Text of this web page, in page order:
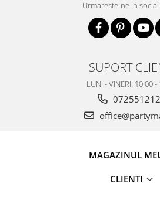
Urmareste-ne in
SUPORT
LUNI - VINERI: 10:00 -
MAGAZINUL
CLIENTI